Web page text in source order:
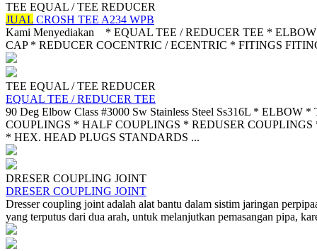
TEE EQUAL / TEE REDUCER
JUAL CROSH TEE A234 WPB
Kami Menyediakan * EQUAL TEE / REDUCER TEE *
CAP * REDUCER COCENTRIC / ECENTRIC * FITINGS
TEE EQUAL / TEE REDUCER
EQUAL TEE / REDUCER TEE
90 Deg Elbow Class #3000 Sw Stainless Steel Ss316L * ELBOW
COUPLINGS * HALF COUPLINGS * REDUSER
* HEX. HEAD PLUGS STANDARDS ...
DRESER COUPLING JOINT
DRESER COUPLING JOINT
Dresser coupling joint adalah alat bantu dalam sistim jaringan
yang terputus dari dua arah, untuk melanjutkan pemasangan pipa,